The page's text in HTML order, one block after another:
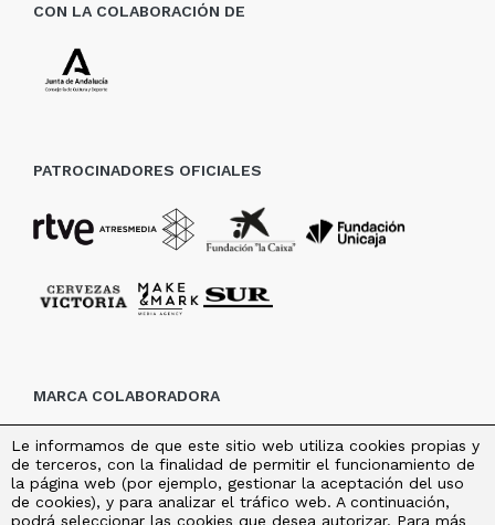
CON LA COLABORACIÓN DE
PATROCINADORES OFICIALES
MARCA COLABORADORA
Le informamos de que este sitio web utiliza cookies propias y
de terceros, con la finalidad de permitir el funcionamiento de
la página web (por ejemplo, gestionar la aceptación del uso
de cookies), y para analizar el tráfico web. A continuación,
podrá seleccionar las cookies que desea autorizar. Para más